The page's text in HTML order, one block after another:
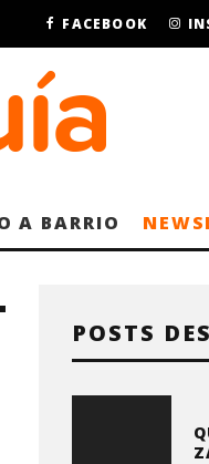
FACEBOOK
A BARRIO
POSTS